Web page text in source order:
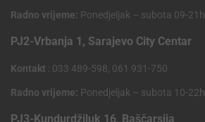
Radno vrijeme: Ponedjeljak – subota 09-21h
PJ2-Vrbanja 1, Sarajevo City Centar
Kontakt : 033 489-598, 061 931-750
Radno vrijeme: Ponedjeljak – subota 10-22h
PJ3-Kundurdžiluk 16, Baščarsija